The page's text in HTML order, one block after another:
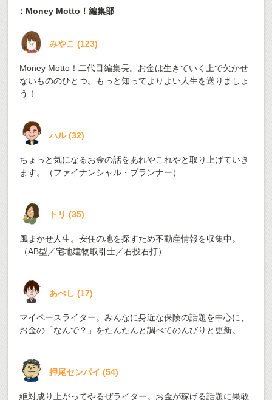
：Money Motto！編集部
みやこ(123)
Money Motto！二代目編集長。お金は生きていく上で欠かせ
ないもののひとつ。もっと知ってよりよい人生を送りましょ
う！
ハル(32)
ちょっと気になるお金の話をあれやこれやと取り上げていき
ます。（ファイナンシャル・プランナー）
トリ(35)
風まかせ人生。安住の地を探すため不動産情報を収集中。
（AB型／宅地建物取引士／右投右打）
あべし(17)
マイペースライター。みんなに身近な保険の話題を中心に、
お金の「なんで？」をたんたんと調べてのんびりと更新。
押尾センパイ(54)
絶対成り上がってやるぜライター。お金が稼げる話題に果敢